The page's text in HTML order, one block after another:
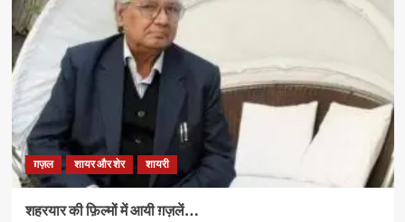
ग़ज़ल शायर और शेर शायरी
शहरयार की फ़िल्मों में आयी ग़ज़लें…